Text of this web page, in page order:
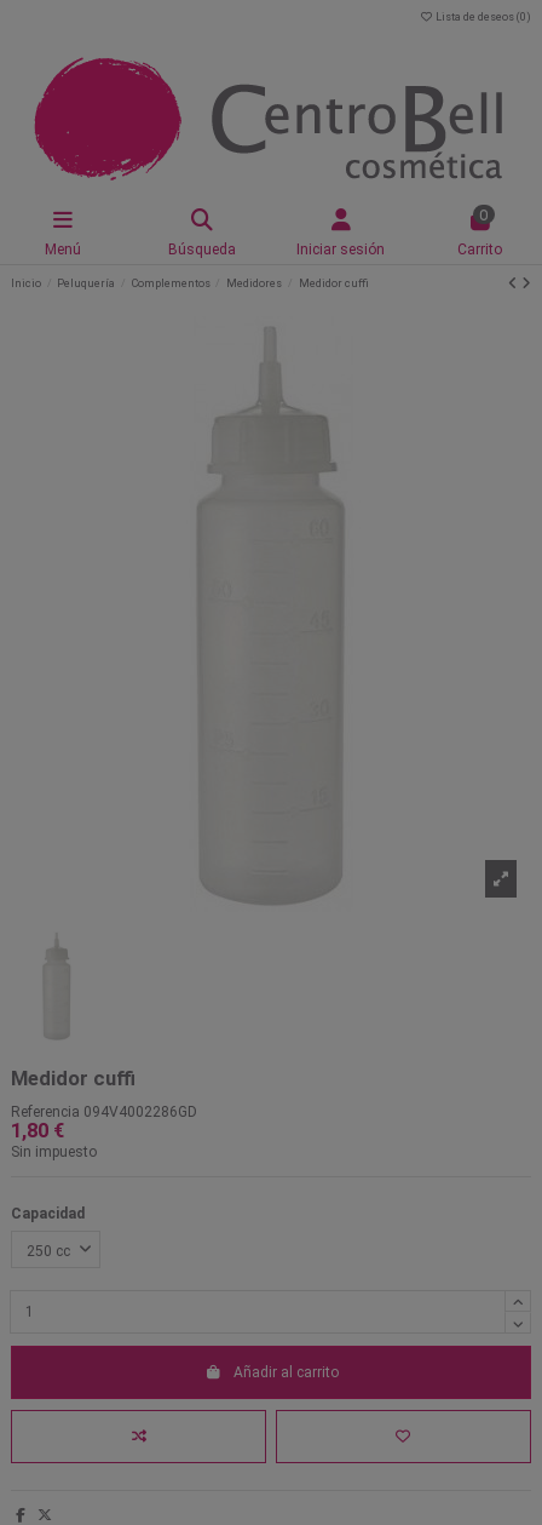
Lista de deseos (0 )
Menú Búsqueda Iniciar sesión
0
Carrito
Inicio Peluquería Complementos Medidores Medidor cuffi
Medidor cuffi
Referencia 094V4002286GD
1,80 €
Sin impuesto
Capacidad
Añadir al carrito